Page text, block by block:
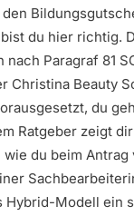
du hier richtig.
Paragraf 81
Christina Beauty
du
Ratgeber zeigt
du beim Antrag
Hybrid-Modell ein